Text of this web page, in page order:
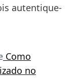
autentique-
Como
no